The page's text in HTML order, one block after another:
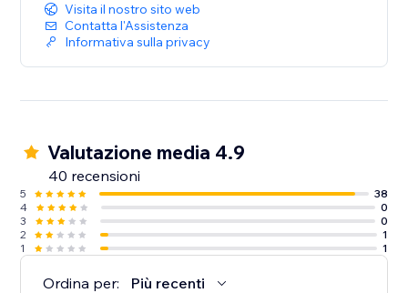
Visita il nostro sito web
Contatta l'Assistenza
Informativa sulla privacy
Valutazione media 4.9
40 recensioni
5
38
4
0
3
0
2
1
1
1
Ordina per: Più recenti